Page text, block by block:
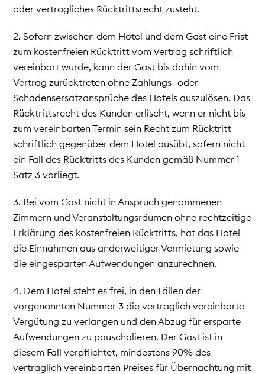
oder vertragliches Rücktrittsrecht zusteht.
2. Sofern zwischen dem Hotel und dem Gast eine Frist
zum kostenfreien Rücktritt vom Vertrag schriftlich
vereinbart wurde, kann der Gast bis dahin vom
Vertrag zurücktreten ohne Zahlungs- oder
Schadensersatzansprüche des Hotels auszulösen. Das
Rücktrittsrecht des Kunden erlischt, wenn er nicht bis
zum vereinbarten Termin sein Recht zum Rücktritt
schriftlich gegenüber dem Hotel ausübt, sofern nicht
ein Fall des Rücktritts des Kunden gemäß Nummer 1
Satz 3 vorliegt.
3. Bei vom Gast nicht in Anspruch genommenen
Zimmern und Veranstaltungsräumen ohne rechtzeitige
Erklärung des kostenfreien Rücktritts, hat das Hotel
die Einnahmen aus anderweitiger Vermietung sowie
die eingesparten Aufwendungen anzurechnen.
4. Dem Hotel steht es frei, in den Fällen der
vorgenannten Nummer 3 die vertraglich vereinbarte
Vergütung zu verlangen und den Abzug für ersparte
Aufwendungen zu pauschalieren. Der Gast ist in
diesem Fall verpflichtet, mindestens 90% des
vertraglich vereinbarten Preises für Übernachtung mit